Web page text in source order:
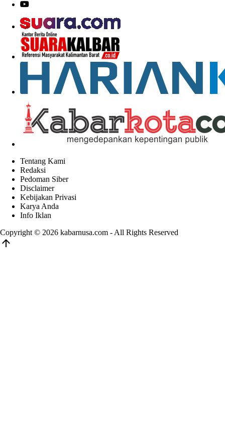
Tentang Kami
Redaksi
Pedoman Siber
Disclaimer
Kebijakan Privasi
Karya Anda
Info Iklan
Copyright © 2026 kabarnusa.com - All Rights Reserved
arrow_upward